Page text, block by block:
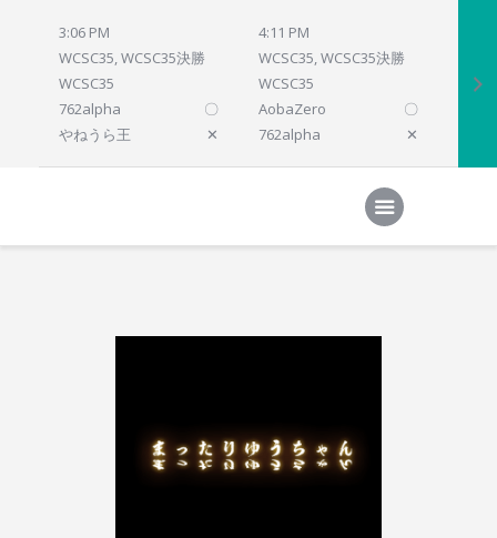
3:06 PM
WCSC35, WCSC35決勝
WCSC35
762alpha
〇
やねうら王
✕
4:11 PM
WCSC35, WCSC35決勝
WCSC35
AobaZero
〇
762alpha
✕
Home